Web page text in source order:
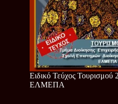
Ειδικό Τεύχος Τουρισμού
ΕΛΜΕΠΑ